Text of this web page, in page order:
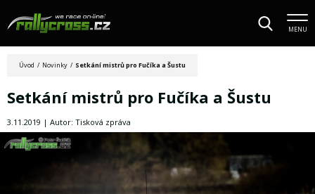
MENU
Úvod / Novinky / Setkání mistrů pro Fučíka a Šustu
Setkání mistrů pro Fučíka a Šustu
3.11.2019 | Autor: Tisková zpráva